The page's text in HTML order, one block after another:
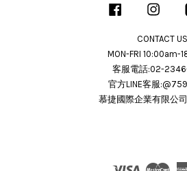
Facebook
CONTACT US
MON-FRI 10:00am-
客服電話:02-
官方LINE客服
慕捷國際企業有限公
Visa